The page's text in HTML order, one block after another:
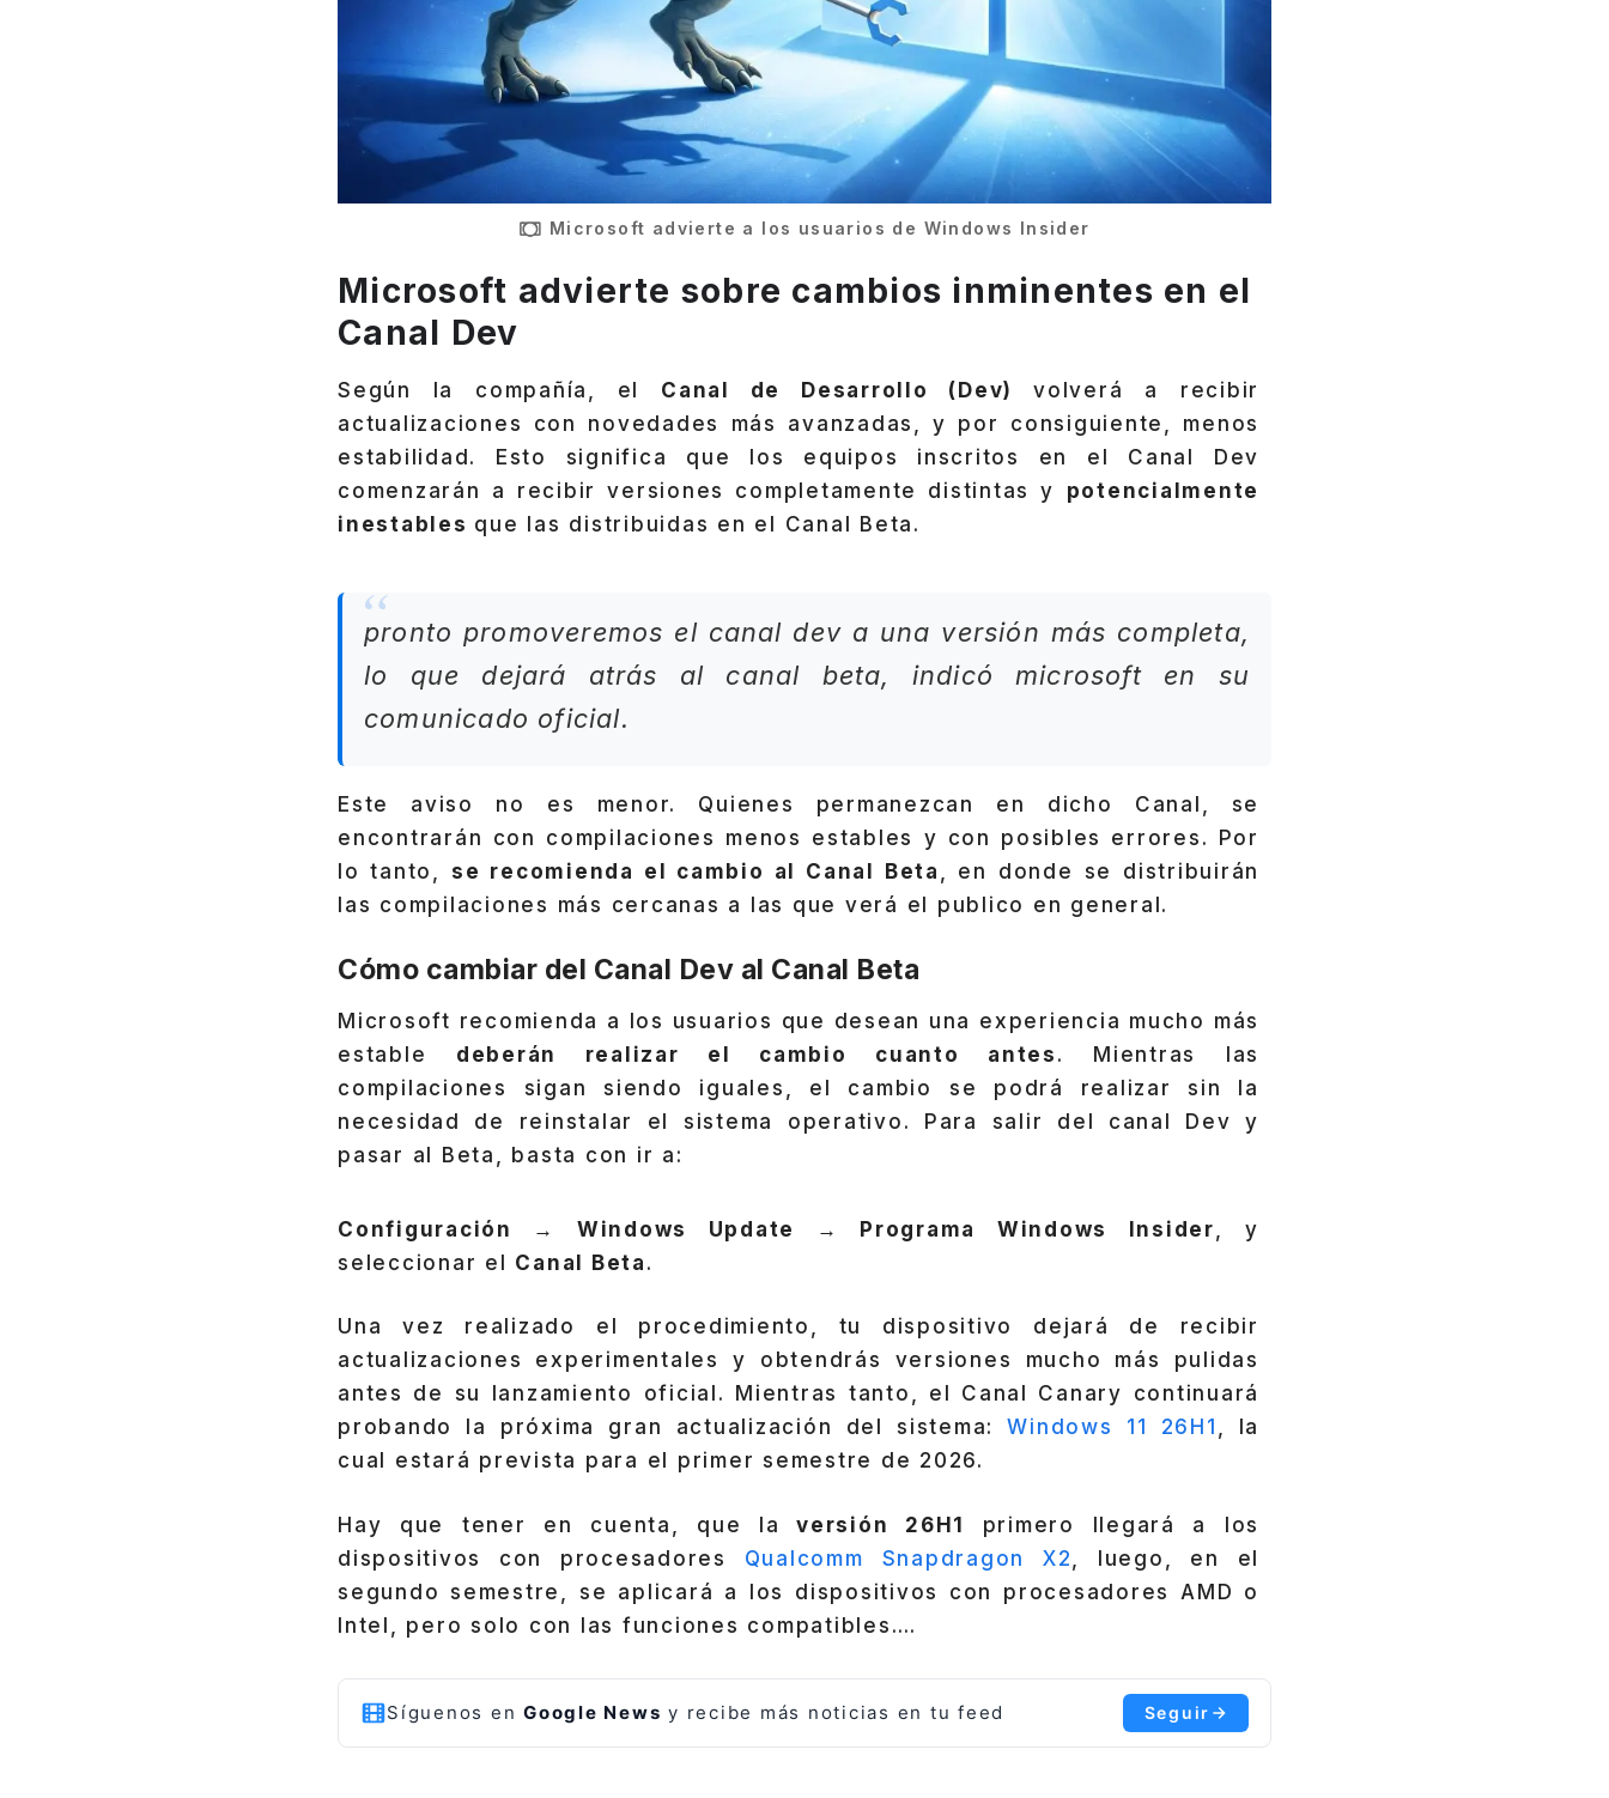
Microsoft advierte a los usuarios de Windows Insider
Microsoft advierte sobre cambios inminentes en el
Canal Dev
Según la compañía, el Canal de Desarrollo (Dev) volverá a recibir
actualizaciones con novedades más avanzadas, y por consiguiente, menos
estabilidad. Esto significa que los equipos inscritos en el Canal Dev
comenzarán a recibir versiones completamente distintas y potencialmente
inestables que las distribuidas en el Canal Beta.
pronto promoveremos el canal dev a una versión más completa,
lo que dejará atrás al canal beta, indicó microsoft en su
comunicado oficial.
Este aviso no es menor. Quienes permanezcan en dicho Canal, se
encontrarán con compilaciones menos estables y con posibles errores. Por
lo tanto, se recomienda el cambio al Canal Beta , en donde se distribuirán
las compilaciones más cercanas a las que verá el publico en general.
Cómo cambiar del Canal Dev al Canal Beta
Microsoft recomienda a los usuarios que desean una experiencia mucho más
estable deberán realizar el cambio cuanto antes . Mientras las
compilaciones sigan siendo iguales, el cambio se podrá realizar sin la
necesidad de reinstalar el sistema operativo. Para salir del canal Dev y
pasar al Beta, basta con ir a:
Configuración → Windows Update → Programa Windows Insider , y
seleccionar el Canal Beta .
Una vez realizado el procedimiento, tu dispositivo dejará de recibir
actualizaciones experimentales y obtendrás versiones mucho más pulidas
antes de su lanzamiento oficial. Mientras tanto, el Canal Canary continuará
probando la próxima gran actualización del sistema:Windows 11 26H1 , la
cual estará prevista para el primer semestre de 2026.
Hay que tener en cuenta, que la versión 26H1
primero llegará a los
dispositivos con procesadores Qualcomm Snapdragon X2
, luego, en el
segundo semestre, se aplicará a los dispositivos con procesadores AMD o
Intel, pero solo con las funciones compatibles….
Síguenos en Google News y recibe más noticias en tu feed Seguir